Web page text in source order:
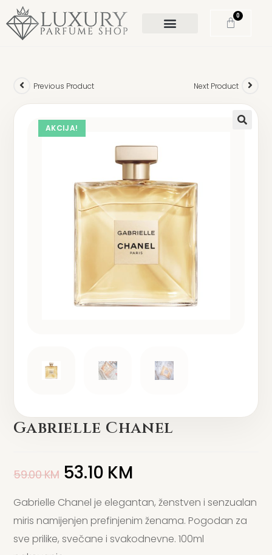
0
AKCIJA!
Previous Product Next Product
Gabrielle Chanel
59.00KM 53.10 KM
Gabrielle Chanel je elegantan, ženstven i senzualan
miris namijenjen prefinjenim ženama. Pogodan za
sve prilike, svečane i svakodnevne. 100ml